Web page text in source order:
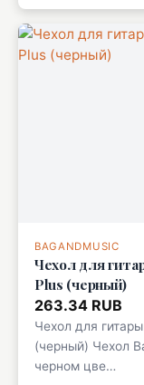
BAGANDMUSIC
Чехол для
Plus (черный)
263.34 RUB
Чехол для
(черный) Чехол
черном цве…